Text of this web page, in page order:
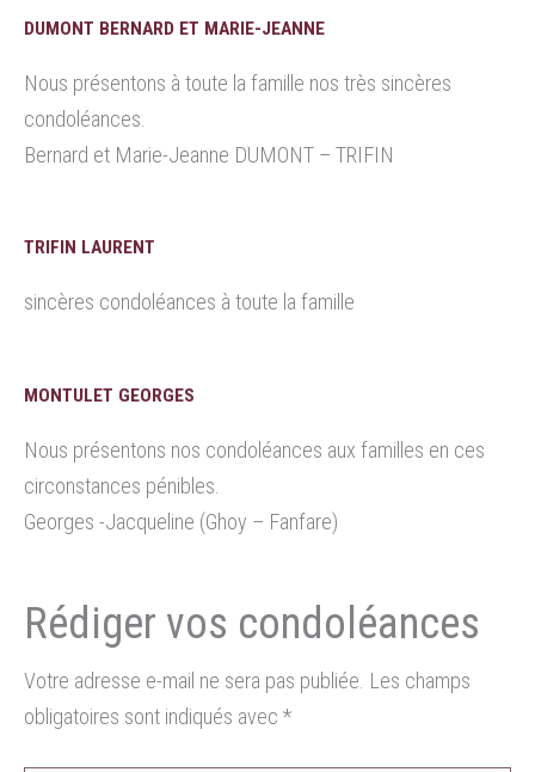
DUMONT BERNARD ET MARIE-JEANNE
Nous présentons à toute la famille nos très sincères
condoléances.
Bernard et Marie-Jeanne DUMONT – TRIFIN
TRIFIN LAURENT
sincères condoléances à toute la famille
MONTULET GEORGES
Nous présentons nos condoléances aux familles en ces
circonstances pénibles.
Georges -Jacqueline (Ghoy – Fanfare)
Votre adresse e-mail ne sera pas publiée. Les champs
obligatoires sont indiqués avec *